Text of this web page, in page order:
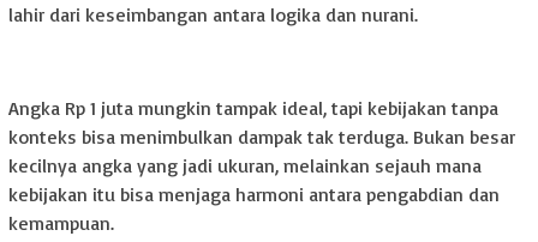
lahir dari keseimbangan antara logika dan nurani.
Angka Rp 1 juta mungkin tampak ideal, tapi kebijakan tanpa
konteks bisa menimbulkan dampak tak terduga. Bukan besar
kecilnya angka yang jadi ukuran, melainkan sejauh mana
kebijakan itu bisa menjaga harmoni antara pengabdian dan
kemampuan.